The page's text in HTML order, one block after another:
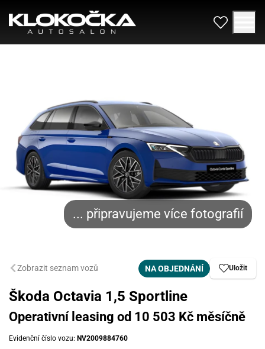
Zobrazit seznam vozů NA OBJEDNÁNÍ Uložit
Škoda Octavia 1,5 Sportline
Operativní leasing od 10 503 Kč měsíčně
Evidenční číslo vozu: NV2009884760